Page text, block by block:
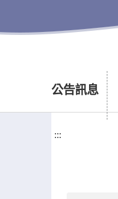
公告訊息
:::
:::